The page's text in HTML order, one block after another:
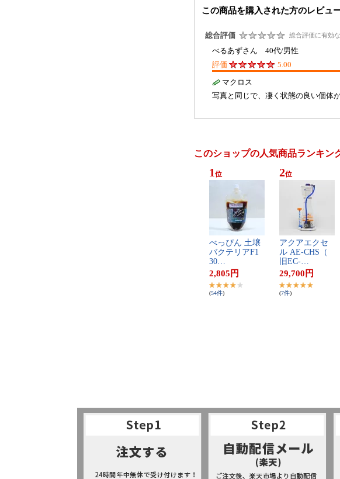
この商品を購入された方のレビュ
総合評価
総合評価に有効
べるあずさん 40代/男性
評価
5.00
マクロス
写真と同じで、凄く状態の良い個体
このショップの人気商品ランキン
1 位
べ​っ​ぴ​ん​ ​土​壌​
バ​ク​テ​リ​ア​F​1​ ​
3​0​…
2,805 円
(54件)
2位
ア​ク​ア​エ​ク​セ​
ル​ ​A​E​-​C​H​S​（​
旧​E​C​-​…
29,700 円
(7件)